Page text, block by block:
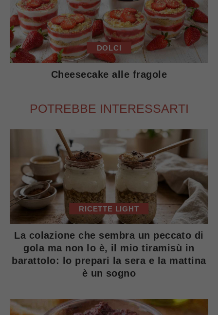
DOLCI
Cheesecake alle fragole
POTREBBE INTERESSARTI
RICETTE LIGHT
La colazione che sembra un peccato di
gola ma non lo è, il mio tiramisù in
barattolo: lo prepari la sera e la mattina
è un sogno